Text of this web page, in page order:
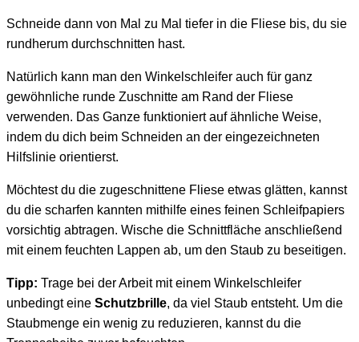
Schneide dann von Mal zu Mal tiefer in die Fliese bis, du sie
rundherum durchschnitten hast.
Natürlich kann man den Winkelschleifer auch für ganz
gewöhnliche runde Zuschnitte am Rand der Fliese
verwenden. Das Ganze funktioniert auf ähnliche Weise,
indem du dich beim Schneiden an der eingezeichneten
Hilfslinie orientierst.
Möchtest du die zugeschnittene Fliese etwas glätten, kannst
du die scharfen kannten mithilfe eines feinen Schleifpapiers
vorsichtig abtragen. Wische die Schnittfläche anschließend
mit einem feuchten Lappen ab, um den Staub zu beseitigen.
Tipp: Trage bei der Arbeit mit einem Winkelschleifer
unbedingt eine Schutzbrille, da viel Staub entsteht. Um die
Staubmenge ein wenig zu reduzieren, kannst du die